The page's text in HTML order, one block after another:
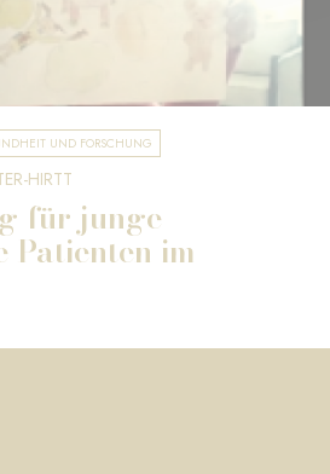
UND FORSCHUNG
HIRTT
für junge
Patienten im